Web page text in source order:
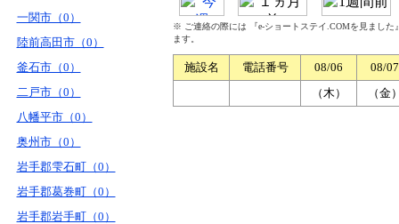
一関市（0）
陸前高田市（0）
釜石市（0）
二戸市（0）
八幡平市（0）
奥州市（0）
岩手郡雫石町（0）
岩手郡葛巻町（0）
岩手郡岩手町（0）
※ ご連絡の際には 『e-ショートステイ.COMを見まし
ます。
施設名 電話番号 08/06
08/07
（木）
（金